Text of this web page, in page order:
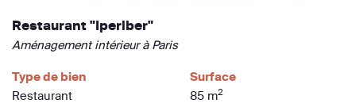
Restaurant "Iperiber"
Aménagement intérieur à Paris
Type de bien
Restaurant
Surface
85 m2